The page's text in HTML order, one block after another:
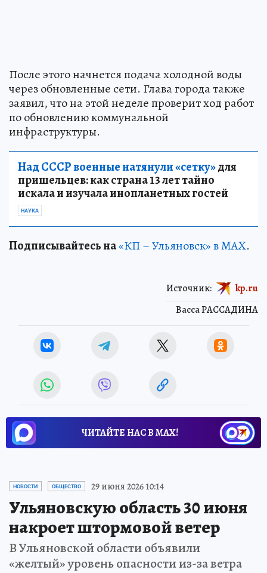
После этого начнется подача холодной воды
через обновленные сети. Глава города также
заявил, что на этой неделе проверит ход работ
по обновлению коммунальной
инфраструктуры.
Над СССР военные натянули «сетку»для
пришельцев: как страна 13 лет тайно
искала и изучала инопланетных гостей
НАУКА
Подписывайтесь на«КП – Ульяновск» в MAX.
Васса РАССАДИНА
Источник: kp.ru
ЧИТАЙТЕ НАС В МАХ!
НОВОСТИ ОБЩЕСТВО 29 июня 2026 10:14
Ульяновскую область 30 июня
накроет штормовой ветер
В Ульяновской области объявили
«желтый» уровень опасности из-за ветра